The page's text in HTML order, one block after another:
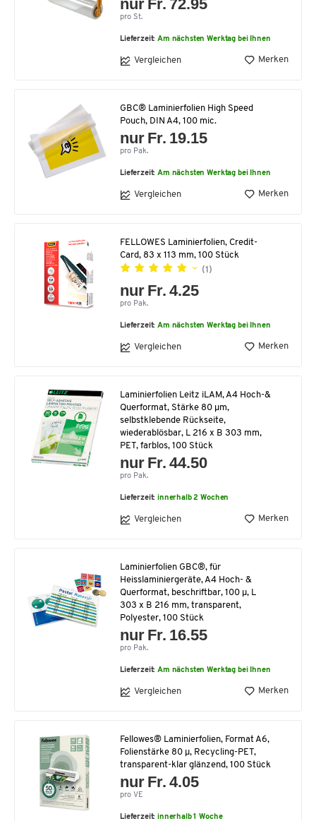
nur Fr. 72.95
pro St.
Lieferzeit:Am nächsten Werktag bei Ihnen
Vergleichen Merken
GBC® Laminierfolien High Speed
Pouch, DIN A4, 100 mic.
nur Fr. 19.15
pro Pak.
Lieferzeit:Am nächsten Werktag bei Ihnen
Vergleichen Merken
FELLOWES Laminierfolien, Credit-
Card, 83 x 113 mm, 100 Stück
(1)
nur Fr. 4.25
pro Pak.
Lieferzeit:Am nächsten Werktag bei Ihnen
Vergleichen Merken
Laminierfolien Leitz iLAM, A4 Hoch-&
Querformat, Stärke 80 µm,
selbstklebende Rückseite,
wiederablösbar, L 216 x B 303 mm,
PET, farblos, 100 Stück
nur Fr. 44.50
pro Pak.
Lieferzeit:innerhalb 2 Wochen
Vergleichen Merken
Laminierfolien GBC®, für
Heisslaminiergeräte, A4 Hoch- &
Querformat, beschriftbar, 100 µ, L
303 x B 216 mm, transparent,
Polyester, 100 Stück
nur Fr. 16.55
pro Pak.
Lieferzeit:Am nächsten Werktag bei Ihnen
Vergleichen Merken
Fellowes® Laminierfolien, Format A6,
Folienstärke 80 µ, Recycling-PET,
transparent-klar glänzend, 100 Stück
nur Fr. 4.05
pro VE
Lieferzeit:innerhalb 1 Woche